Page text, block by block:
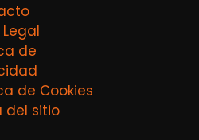
de
de Cookies
del sitio